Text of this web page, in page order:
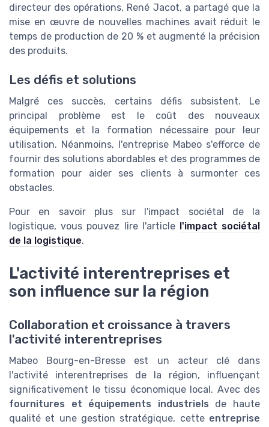
directeur des opérations, René Jacot, a partagé que la
mise en œuvre de nouvelles machines avait réduit le
temps de production de 20 % et augmenté la précision
des produits.
Les défis et solutions
Malgré ces succès, certains défis subsistent. Le
principal problème est le coût des nouveaux
équipements et la formation nécessaire pour leur
utilisation. Néanmoins, l'entreprise Mabeo s'efforce de
fournir des solutions abordables et des programmes de
formation pour aider ses clients à surmonter ces
obstacles.
Pour en savoir plus sur l'impact sociétal de la
logistique, vous pouvez lire l'article l'impact sociétal
de la logistique.
L'activité interentreprises et
son influence sur la région
Collaboration et croissance à travers
l'activité interentreprises
Mabeo Bourg-en-Bresse est un acteur clé dans
l'activité interentreprises de la région, influençant
significativement le tissu économique local. Avec des
fournitures et équipements industriels de haute
qualité et une gestion stratégique, cette entreprise